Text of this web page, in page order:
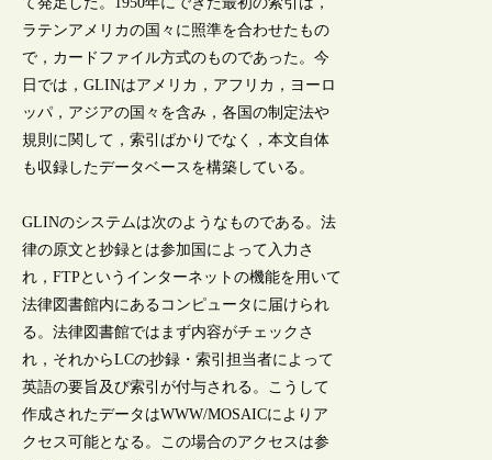
ラテンアメリカの国々に照準を合わせたもの
で，カードファイル方式のものであった。今
日では，GLINはアメリカ，アフリカ，ヨーロ
ッパ，アジアの国々を含み，各国の制定法や
規則に関して，索引ばかりでなく，本文自体
も収録したデータベースを構築している。
GLINのシステムは次のようなものである。法
律の原文と抄録とは参加国によって入力さ
れ，FTPというインターネットの機能を用いて
法律図書館内にあるコンピュータに届けられ
る。法律図書館ではまず内容がチェックさ
れ，それからLCの抄録・索引担当者によって
英語の要旨及び索引が付与される。こうして
作成されたデータはWWW/MOSAICによりア
クセス可能となる。この場合のアクセスは参